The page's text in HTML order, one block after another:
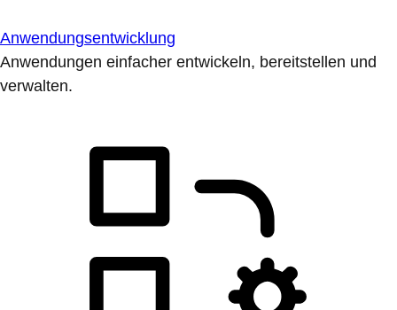
Anwendungsentwicklung
Anwendungen einfacher entwickeln, bereitstellen und
verwalten.